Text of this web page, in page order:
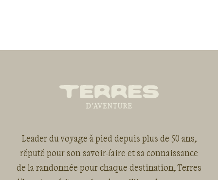
Leader du voyage à pied depuis plus de 50 ans,
réputé pour son savoir-faire et sa connaissance
de la randonnée pour chaque destination, Terres